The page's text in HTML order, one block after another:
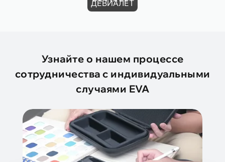
ДЕВИАЛЕТ
Узнайте о нашем процессе
сотрудничества с индивидуальными
случаями EVA